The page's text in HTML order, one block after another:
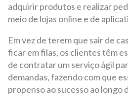
adquirir produtos e realizar
meio de lojas online e de
Em vez de terem que sair de
ficar em filas, os clientes têm
de contratar um serviço ágil
demandas, fazendo com que
propenso ao sucesso ao longo